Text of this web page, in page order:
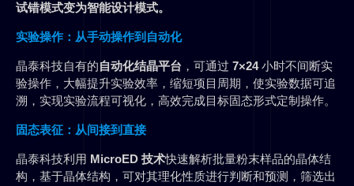
试错模式变为智能设计模式。
实验操作：从手动操作到自动化
晶泰科技自有的自动化结晶平台 ，可通过 7×24小时不间断实
验操作，大幅提升实验效率，缩短项目周期，使实验数据可追
溯，实现实验流程可视化，高效完成目标固态形式定制操作。
固态表征：从间接到直接
晶泰科技利用 MicroED 技术快速解析批量粉末样品的晶体结
构，基于晶体结构，可对其理化性质进行判断和预测，筛选出